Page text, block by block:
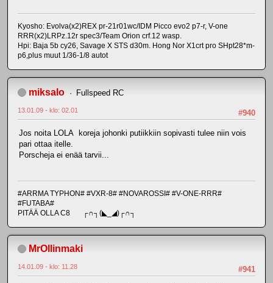
Kyosho: Evolva(x2)REX pr-21r01wc/IDM Picco evo2 p7-r, V-one
RRR(x2)LRPz.12r spec3/Team Orion crf.12 wasp.
Hpi: Baja 5b cy26, Savage X STS d30m. Hong Nor X1crt pro SHpt28*m-
p6,plus muut 1/36-1/8 autot
miksalo Fullspeed RC
#940
13.01.09 - klo: 02.01
Jos noita LOLA koreja johonki putiikkiin sopivasti tulee niin vois
pari ottaa itelle.
Porscheja ei enää tarvii...
#ARRMA TYPHON# #VXR-8# #NOVAROSSI# #V-ONE-RRR#
#FUTABA#
PITÄÄ OLLA C8 ┌∩┐(◣_◢)┌∩┐
MrOllinmaki
#941
14.01.09 - klo: 11.28